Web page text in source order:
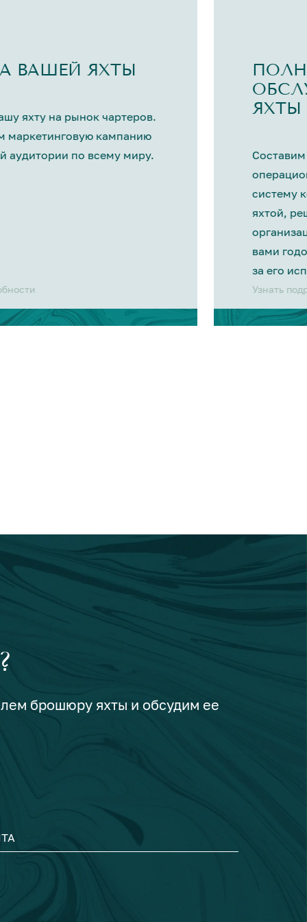
ВАШЕЙ ЯХТЫ
яхту на рынок чартеров.
маркетинговую кампанию
аудитории по всему миру.
ЯХТЫ
систему
яхтой,
вами
за его
Узнать
брошюру яхты и обсудим ее